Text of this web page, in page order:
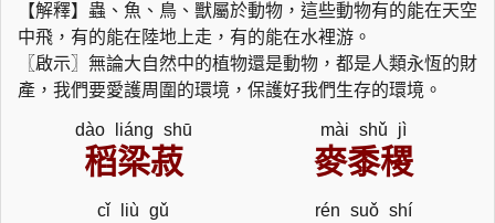
【解釋】蟲、魚、鳥、獸屬於動物，這些動物有的能在天空
中飛，有的能在陸地上走，有的能在水裡游。
〖啟示〗無論大自然中的植物還是動物，都是人類永恆的財
產，我們要愛護周圍的環境，保護好我們生存的環境。
dào liáng shū mài shǔ jì
稻梁菽 麥黍稷
cǐ liù gǔ rén suǒ shí